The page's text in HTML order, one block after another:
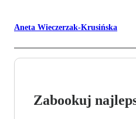
Aneta Wieczerzak-Krusińska
Zabookuj